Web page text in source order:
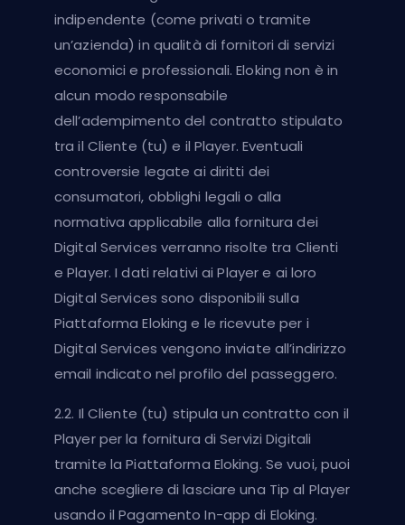
indipendente (come privati o tramite
un’azienda) in qualità di fornitori di servizi
economici e professionali. Eloking non è in
alcun modo responsabile
dell’adempimento del contratto stipulato
tra il Cliente (tu) e il Player. Eventuali
controversie legate ai diritti dei
consumatori, obblighi legali o alla
normativa applicabile alla fornitura dei
Digital Services verranno risolte tra Clienti
e Player. I dati relativi ai Player e ai loro
Digital Services sono disponibili sulla
Piattaforma Eloking e le ricevute per i
Digital Services vengono inviate all’indirizzo
email indicato nel profilo del passeggero.
2.2. Il Cliente (tu) stipula un contratto con il
Player per la fornitura di Servizi Digitali
tramite la Piattaforma Eloking. Se vuoi, puoi
anche scegliere di lasciare una Tip al Player
usando il Pagamento In-app di Eloking.